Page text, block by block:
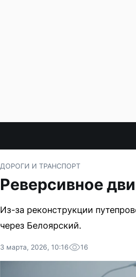
ДОРОГИ И ТРАНСПОРТ
Реверсивное
Из-за реконструкции
через Белоярский.
3 марта, 2026, 10:16 16